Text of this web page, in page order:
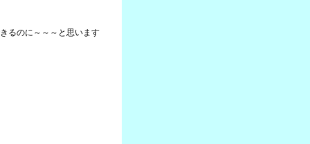
るのに～～～と思います